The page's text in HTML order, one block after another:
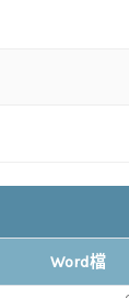
Word檔